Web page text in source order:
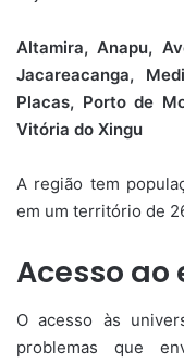
Altamira, Anapu,
Jacareacanga,
Placas, Porto de
Vitória do Xingu
A região tem
em um território de
Acesso ao
O acesso às
problemas que